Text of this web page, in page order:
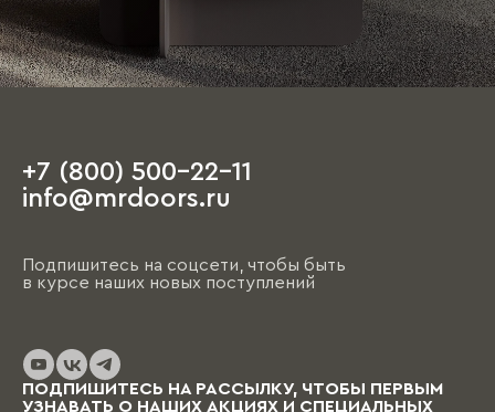
+7 (800) 500-22-11
info@mrdoors.ru
Подпишитесь на соцсети, чтобы быть
в курсе наших новых поступлений
ПОДПИШИТЕСЬ НА РАССЫЛКУ, ЧТОБЫ ПЕРВЫМ
УЗНАВАТЬ О НАШИХ АКЦИЯХ И СПЕЦИАЛЬНЫХ